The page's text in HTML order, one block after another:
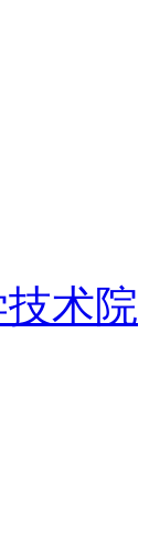
术院